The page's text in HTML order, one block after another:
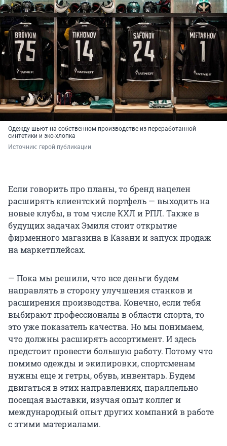
Одежду шьют на собственном производстве из переработанной
синтетики и эко-хлопка
Источник: герой публикации
Если говорить про планы, то бренд нацелен
расширять клиентский портфель — выходить на
новые клубы, в том числе КХЛ и РПЛ. Также в
будущих задачах Эмиля стоит открытие
фирменного магазина в Казани и запуск продаж
на маркетплейсах.
— Пока мы решили, что все деньги будем
направлять в сторону улучшения станков и
расширения производства. Конечно, если тебя
выбирают профессионалы в области спорта, то
это уже показатель качества. Но мы понимаем,
что должны расширять ассортимент. И здесь
предстоит провести большую работу. Потому что
помимо одежды и экипировки, спортсменам
нужны еще и гетры, обувь, инвентарь. Будем
двигаться в этих направлениях, параллельно
посещая выставки, изучая опыт коллег и
международный опыт других компаний в работе
с этими материалами.